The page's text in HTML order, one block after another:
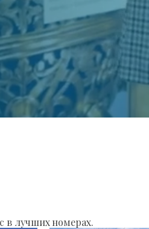
в лучших номерах.